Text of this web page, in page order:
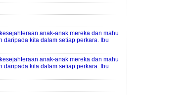
anak-anak mereka dan mahu
kita dalam setiap perkara. Ibu
anak-anak mereka dan mahu
kita dalam setiap perkara. Ibu